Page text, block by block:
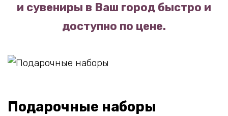
и сувениры в Ваш город быстро и
доступно по цене.
Подарочные наборы